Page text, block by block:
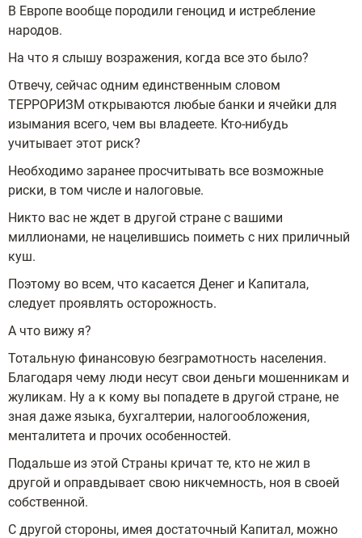
В Европе вообще породили геноцид и истребление
народов.
На что я слышу возражения, когда все это было?
Отвечу, сейчас одним единственным словом
ТЕРРОРИЗМ открываются любые банки и ячейки для
изымания всего, чем вы владеете. Кто-нибудь
учитывает этот риск?
Необходимо заранее просчитывать все возможные
риски, в том числе и налоговые.
Никто вас не ждет в другой стране с вашими
миллионами, не нацелившись поиметь с них приличный
куш.
Поэтому во всем, что касается Денег и Капитала,
следует проявлять осторожность.
А что вижу я?
Тотальную финансовую безграмотность населения.
Благодаря чему люди несут свои деньги мошенникам и
жуликам. Ну а к кому вы попадете в другой стране, не
зная даже языка, бухгалтерии, налогообложения,
менталитета и прочих особенностей.
Подальше из этой Страны кричат те, кто не жил в
другой и оправдывает свою никчемность, ноя в своей
собственной.
С другой стороны, имея достаточный Капитал, можно